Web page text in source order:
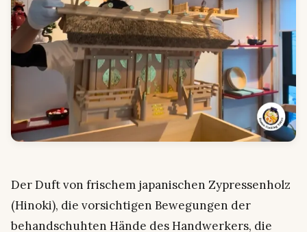
Der Duft von frischem japanischen Zypressenholz
(Hinoki), die vorsichtigen Bewegungen der
behandschuhten Hände des Handwerkers, die